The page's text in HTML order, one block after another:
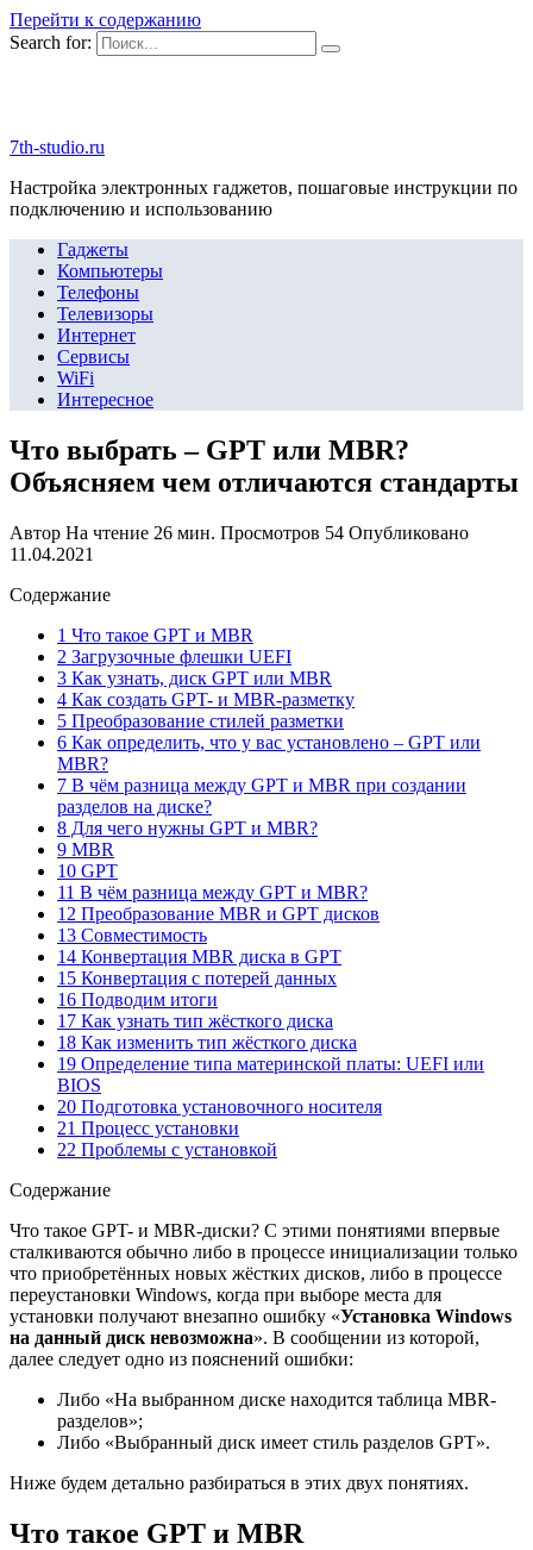
Перейти к содержанию
Search for:
7th-studio.ru
Настройка электронных гаджетов, пошаговые инструкции по
подключению и использованию
Гаджеты
Компьютеры
Телефоны
Телевизоры
Интернет
Сервисы
WiFi
Интересное
Что выбрать – GPT или MBR?
Объясняем чем отличаются стандарты
Автор На чтение 26 мин. Просмотров 54 Опубликовано
11.04.2021
Содержание
1 Что такое GPT и MBR
2 Загрузочные флешки UEFI
3 Как узнать, диск GPT или MBR
4 Как создать GPT- и MBR-разметку
5 Преобразование стилей разметки
6 Как определить, что у вас установлено – GPT или
MBR?
7 В чём разница между GPT и MBR при создании
разделов на диске?
8 Для чего нужны GPT и MBR?
9 MBR
10 GPT
11 В чём разница между GPT и MBR?
12 Преобразование MBR и GPT дисков
13 Совместимость
14 Конвертация MBR диска в GPT
15 Конвертация с потерей данных
16 Подводим итоги
17 Как узнать тип жёсткого диска
18 Как изменить тип жёсткого диска
19 Определение типа материнской платы: UEFI или
BIOS
20 Подготовка установочного носителя
21 Процесс установки
22 Проблемы с установкой
Содержание
Что такое GPT- и MBR-диски? С этими понятиями впервые
сталкиваются обычно либо в процессе инициализации только
что приобретённых новых жёстких дисков, либо в процессе
переустановки Windows, когда при выборе места для
установки получают внезапно ошибку «Установка Windows
на данный диск невозможна». В сообщении из которой,
далее следует одно из пояснений ошибки:
Либо «На выбранном диске находится таблица МВR-
разделов»;
Либо «Выбранный диск имеет стиль разделов GPT».
Ниже будем детально разбираться в этих двух понятиях.
Что такое GPT и MBR